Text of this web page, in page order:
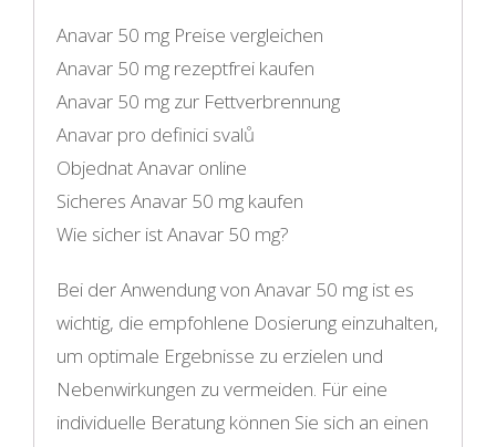
Anavar 50 mg Preise vergleichen
Anavar 50 mg rezeptfrei kaufen
Anavar 50 mg zur Fettverbrennung
Anavar pro definici svalů
Objednat Anavar online
Sicheres Anavar 50 mg kaufen
Wie sicher ist Anavar 50 mg?
Bei der Anwendung von Anavar 50 mg ist es
wichtig, die empfohlene Dosierung einzuhalten,
um optimale Ergebnisse zu erzielen und
Nebenwirkungen zu vermeiden. Für eine
individuelle Beratung können Sie sich an einen